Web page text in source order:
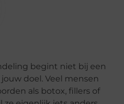
begint niet bij een
doel. Veel mensen
als botox, fillers of